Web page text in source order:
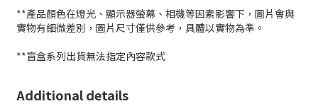
**產品顏色在燈光、顯示器螢幕、相機等因素影響下，圖片會與
實物有細微差別，圖片尺寸僅供參考，具體以實物為準。
**盲盒系列出貨無法指定內容款式
Additional details